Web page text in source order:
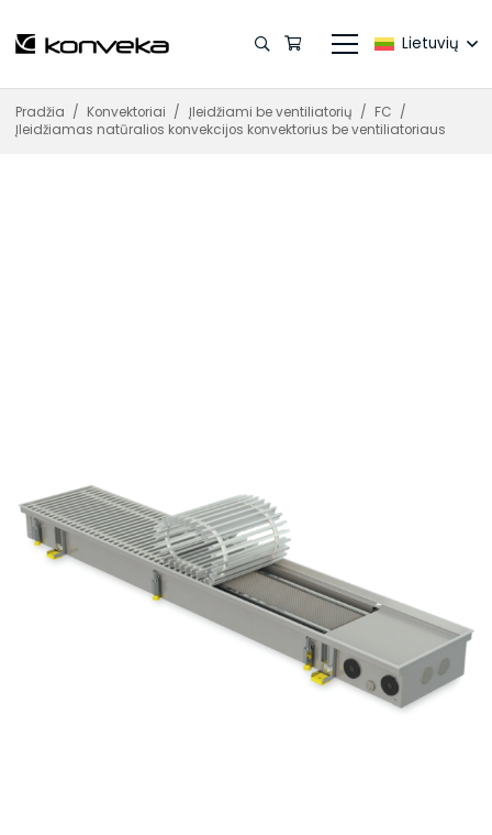
Lietuvių
Pradžia / Konvektoriai / Įleidžiami be ventiliatorių / FC /
Įleidžiamas natūralios konvekcijos konvektorius be ventiliatoriaus